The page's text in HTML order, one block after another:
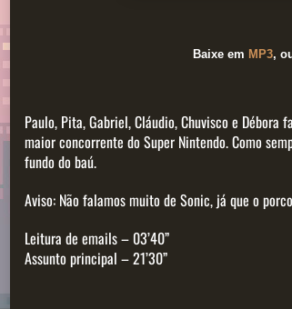
Baixe em MP3,
Paulo, Pita, Gabriel, Cláudio, Chuvisco e Débora
maior concorrente do Super Nintendo. Como
fundo do baú.
Aviso: Não falamos muito de Sonic, já que o
Leitura de emails – 03’40”
Assunto principal – 21’30”